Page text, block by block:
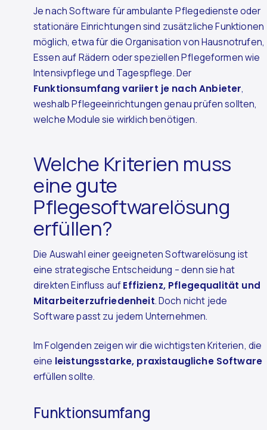
Je nach Software für ambulante Pflegedienste oder
stationäre Einrichtungen sind zusätzliche Funktionen
möglich, etwa für die Organisation von Hausnotrufen,
Essen auf Rädern oder speziellen Pflegeformen wie
Intensivpflege und Tagespflege. Der
Funktionsumfang variiert je nach Anbieter,
weshalb Pflegeeinrichtungen genau prüfen sollten,
welche Module sie wirklich benötigen.
Welche Kriterien muss
eine gute
Pflegesoftwarelösung
erfüllen?
Die Auswahl einer geeigneten Softwarelösung ist
eine strategische Entscheidung – denn sie hat
direkten Einfluss aufEffizienz, Pflegequalität und
Mitarbeiterzufriedenheit. Doch nicht jede
Software passt zu jedem Unternehmen.
Im Folgenden zeigen wir die wichtigsten Kriterien, die
eine leistungsstarke, praxistaugliche Software
erfüllen sollte.
Funktionsumfang